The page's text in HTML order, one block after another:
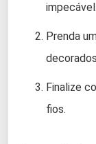
impecável.
Prenda
Finalize
fios.